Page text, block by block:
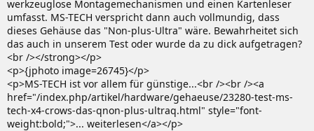
werkzeuglose Montagemechanismen und einen Kartenleser
umfasst. MS-TECH verspricht dann auch vollmundig, dass
dieses Gehäuse das "Non-plus-Ultra" wäre. Bewahrheitet sich
das auch in unserem Test oder wurde da zu dick aufgetragen?
<br /></strong></p>
<p>{jphoto image=26745}</p>
<p>MS-TECH ist vor allem für günstige...<br /><br /><a
href="/index.php/artikel/hardware/gehaeuse/23280-test-ms-
tech-x4-crows-das-qnon-plus-ultraq.html" style="font-
weight:bold;">... weiterlesen</a></p>